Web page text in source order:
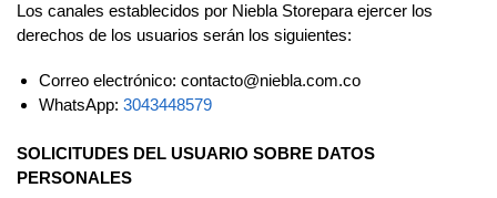
Los canales establecidos por Niebla Storepara ejercer los
derechos de los usuarios serán los siguientes:
Correo electrónico: contacto@niebla.com.co
WhatsApp: 3043448579
SOLICITUDES DEL USUARIO SOBRE DATOS
PERSONALES